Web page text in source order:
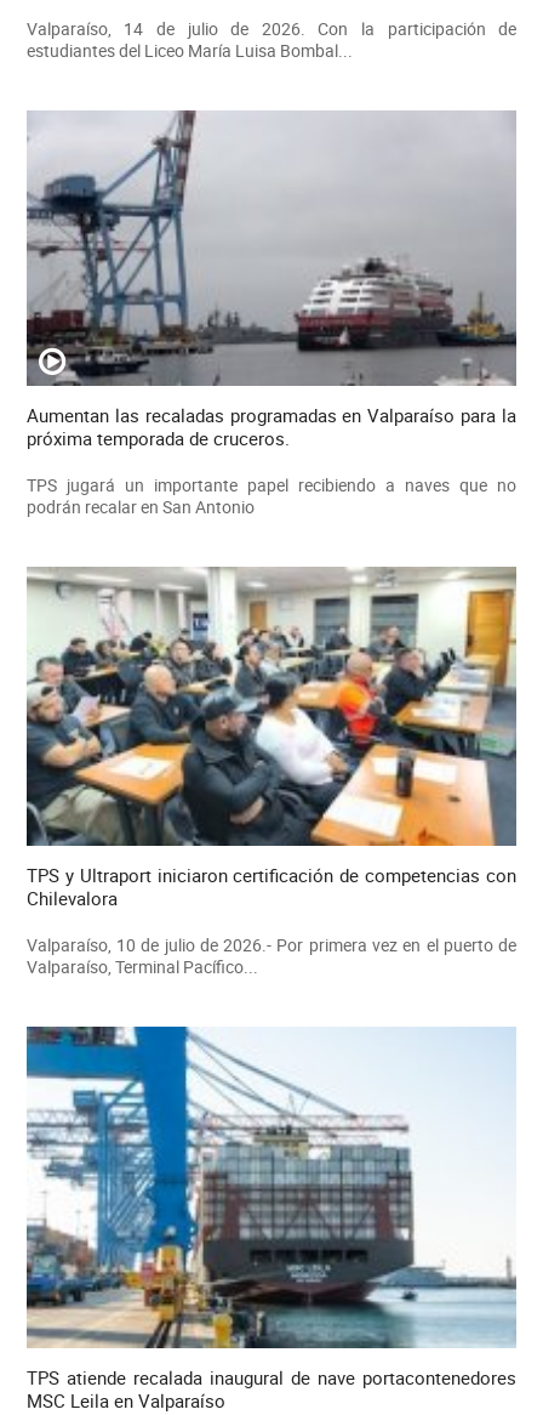
Valparaíso, 14 de julio de 2026. Con la participación de
estudiantes del Liceo María Luisa Bombal...
Aumentan las recaladas programadas en Valparaíso para la
próxima temporada de cruceros.
TPS jugará un importante papel recibiendo a naves que no
podrán recalar en San Antonio
TPS y Ultraport iniciaron certificación de competencias con
Chilevalora
Valparaíso, 10 de julio de 2026.- Por primera vez en el puerto de
Valparaíso, Terminal Pacífico...
TPS atiende recalada inaugural de nave portacontenedores
MSC Leila en Valparaíso